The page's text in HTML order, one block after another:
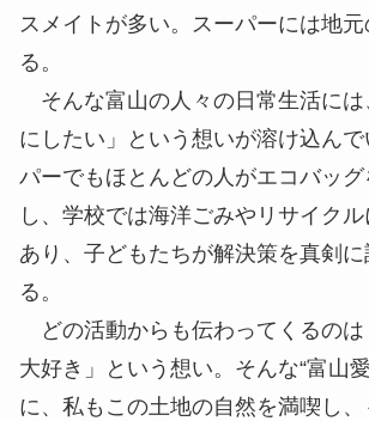
スメイトが多い。スーパーには地
る。
そんな富山の人々の日常生活には
にしたい」という想いが溶け込ん
パーでもほとんどの人がエコバッ
し、学校では海洋ごみやリサイク
あり、子どもたちが解決策を真剣
る。
どの活動からも伝わってくるのは
大好き」という想い。そんな“富山
に、私もこの土地の自然を満喫し